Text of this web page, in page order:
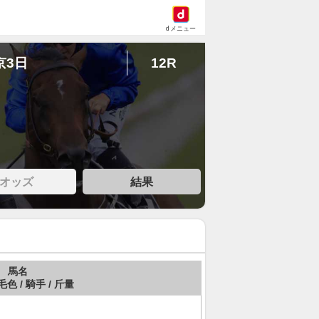
dメニュー
3日 12R
オッズ 結果
馬名
色 / 騎手 / 斤量